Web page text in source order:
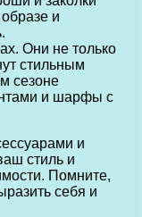
и
Они не только
стильным
сезоне
и шарфы с
и
стиль и
Помните,
себя и